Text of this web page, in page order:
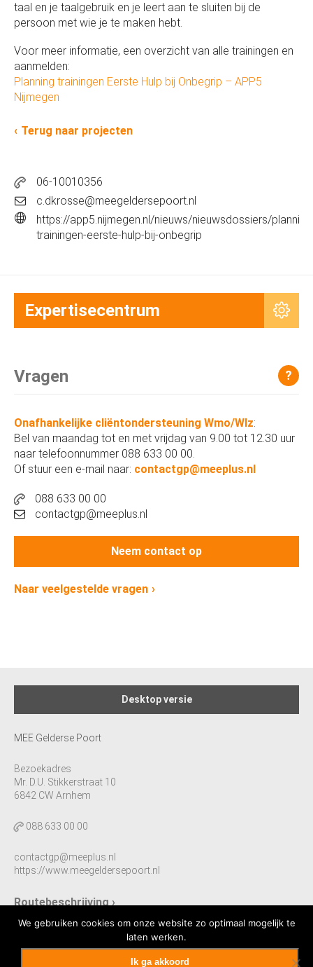
taal en je taalgebruik en je leert aan te sluiten bij de
persoon met wie je te maken hebt.
Voor meer informatie, een overzicht van alle trainingen en
aanmelden:
Planning trainingen Eerste Hulp bij Onbegrip – APP5
Nijmegen
Terug naar projecten
06-10010356
c.dkrosse@meegeldersepoort.nl
https://app5.nijmegen.nl/nieuws/nieuwsdossiers/
trainingen-eerste-hulp-bij-onbegrip
Expertisecentrum
Vragen ?
Onafhankelijke cliëntondersteuning Wmo/Wlz:
Bel van maandag tot en met vrijdag van 9.00 tot 12.30 uur
naar telefoonnummer 088 633 00 00.
Of stuur een e-mail naar: contactgp@meeplus.nl
088 633 00 00
contactgp@meeplus.nl
Neem contact op
Naar veelgestelde vragen
Desktop versie
MEE Gelderse Poort
Bezoekadres
Mr. D.U. Stikkerstraat 10
6842 CW Arnhem
088 633 00 00
contactgp@meeplus.nl
https://www.meegeldersepoort.nl
Routebeschrijving ›
We gebruiken cookies om onze website zo optimaal mogelijk te
laten werken.
Ik ga akkoord